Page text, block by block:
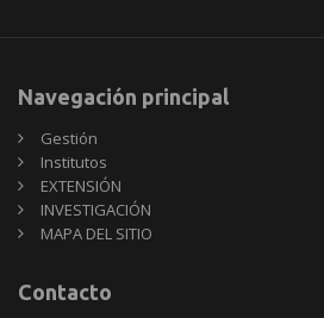
Navegación principal
Gestión
Institutos
EXTENSIÓN
INVESTIGACIÓN
MAPA DEL SITIO
Contacto